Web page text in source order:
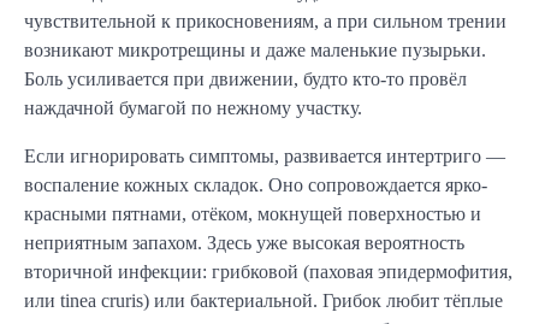
чувствительной к прикосновениям, а при сильном трении
возникают микротрещины и даже маленькие пузырьки.
Боль усиливается при движении, будто кто-то провёл
наждачной бумагой по нежному участку.
Если игнорировать симптомы, развивается интертриго —
воспаление кожных складок. Оно сопровождается ярко-
красными пятнами, отёком, мокнущей поверхностью и
неприятным запахом. Здесь уже высокая вероятность
вторичной инфекции: грибковой (паховая эпидермофития,
или tinea cruris) или бактериальной. Грибок любит тёплые